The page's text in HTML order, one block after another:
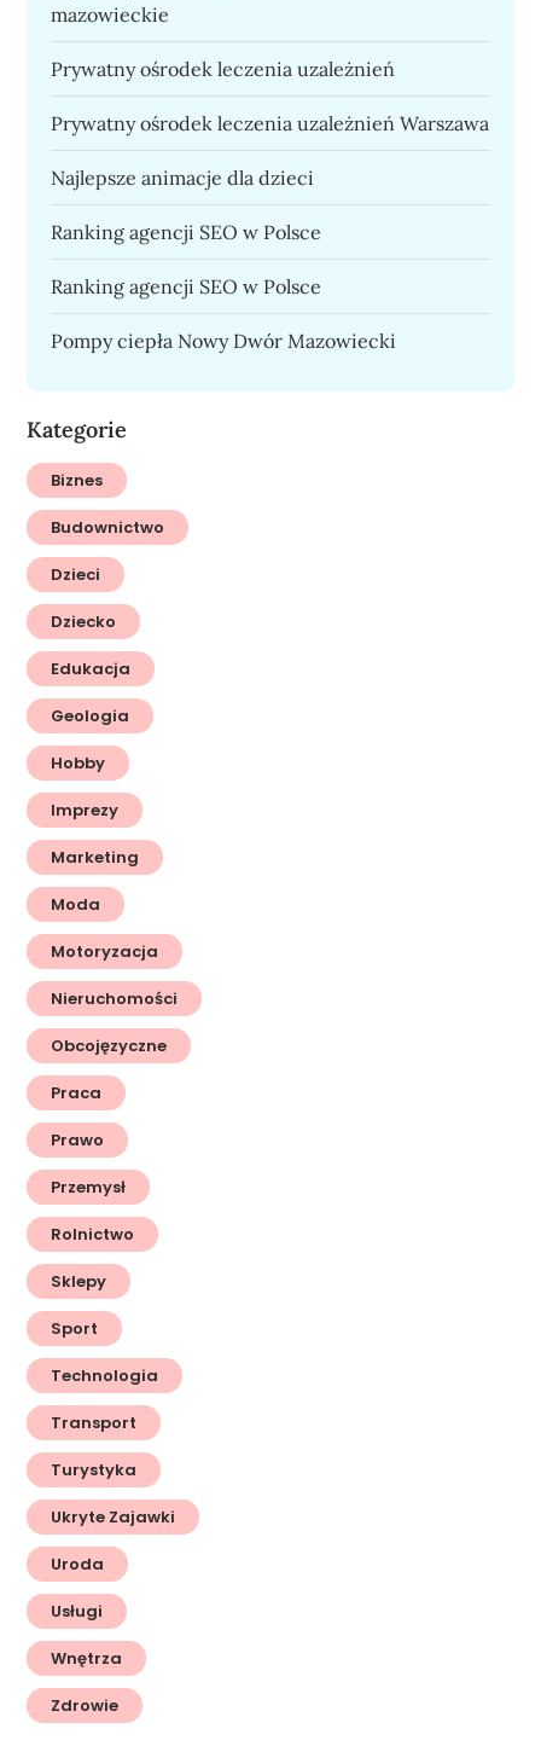
mazowieckie
Prywatny ośrodek leczenia uzależnień
Prywatny ośrodek leczenia uzależnień Warszawa
Najlepsze animacje dla dzieci
Ranking agencji SEO w Polsce
Ranking agencji SEO w Polsce
Pompy ciepła Nowy Dwór Mazowiecki
Kategorie
Biznes
Budownictwo
Dzieci
Dziecko
Edukacja
Geologia
Hobby
Imprezy
Marketing
Moda
Motoryzacja
Nieruchomości
Obcojęzyczne
Praca
Prawo
Przemysł
Rolnictwo
Sklepy
Sport
Technologia
Transport
Turystyka
Ukryte Zajawki
Uroda
Usługi
Wnętrza
Zdrowie